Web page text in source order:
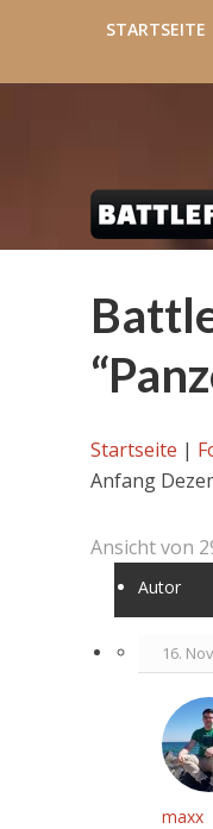
STARTSEITE
Startseite |
Anfang
Ansicht von
Autor
16.
maxx